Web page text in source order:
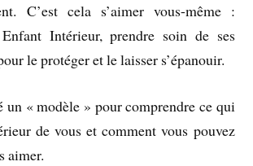
C’est cela s’aimer vous-même :
Intérieur, prendre soin de ses
le protéger et le laisser s’épanouir.
un « modèle » pour comprendre ce qui
de vous et comment vous pouvez
aimer.